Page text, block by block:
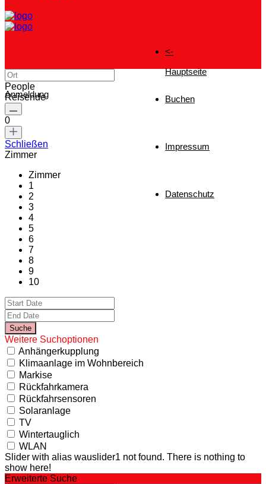
<-
Hauptseite
Buchen
Impressum
Datenschutz
Anmeldung
People
Reisende
0
Schließen
Zimmer
Zimmer
1
2
3
4
5
6
7
8
9
10
Weitere Suchoptionen
Anhängerkupplung
Klimaanlage im Wohnbereich
Markise
Rückfahrkamera
Rückfahrsensoren
Solaranlage
TV
Wintertauglich
WLAN
Slider with alias wauslider1 not found. There is nothing to
show here!
Erweiterte Suche